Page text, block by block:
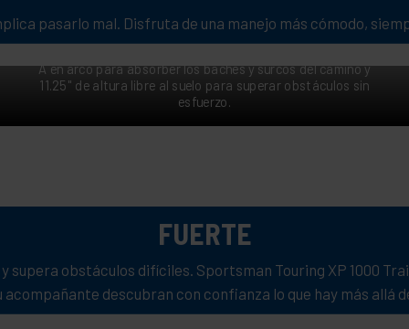
pasarlo mal. Disfruta de una manejo más cómodo,
UN MANEJO MÁS CÓMODO
A en arco para absorber los baches y surcos del camino y
11.25" de altura libre al suelo para superar obstáculos sin
esfuerzo.
FUERTE
supera obstáculos difíciles. Sportsman Touring XP 1000
acompañante descubran con confianza lo que hay más allá
SUPERA LOS OBSTÁCULOS DEL CAMINO